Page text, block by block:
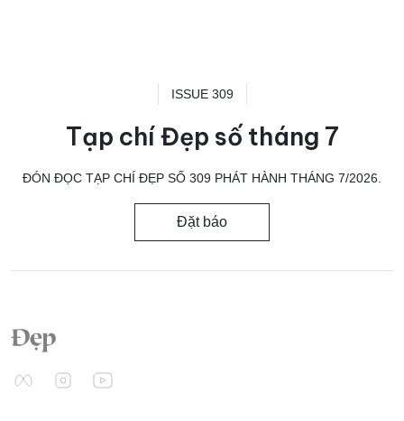
ISSUE 309
Tạp chí Đẹp số tháng 7
ĐÓN ĐỌC TẠP CHÍ ĐẸP SỐ 309 PHÁT HÀNH THÁNG 7/2026.
Đặt báo